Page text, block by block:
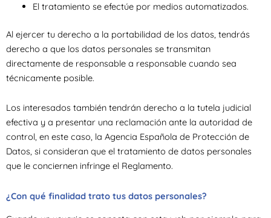
El tratamiento se efectúe por medios automatizados.
Al ejercer tu derecho a la portabilidad de los datos, tendrás
derecho a que los datos personales se transmitan
directamente de responsable a responsable cuando sea
técnicamente posible.
Los interesados también tendrán derecho a la tutela judicial
efectiva y a presentar una reclamación ante la autoridad de
control, en este caso, la Agencia Española de Protección de
Datos, si consideran que el tratamiento de datos personales
que le conciernen infringe el Reglamento.
¿Con qué finalidad trato tus datos personales?